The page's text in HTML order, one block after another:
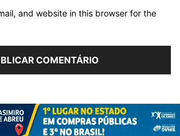
and website in this browser for the